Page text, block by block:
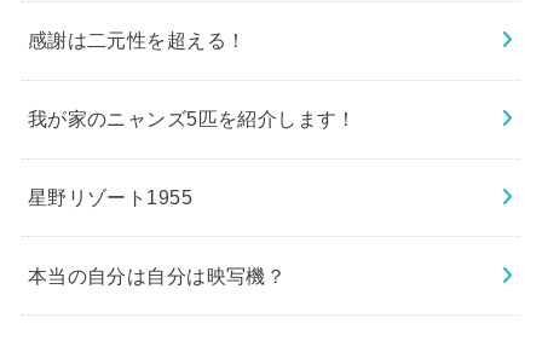
感謝は二元性を超える！
我が家のニャンズ5匹を紹介します！
星野リゾート1955
本当の自分は自分は映写機？